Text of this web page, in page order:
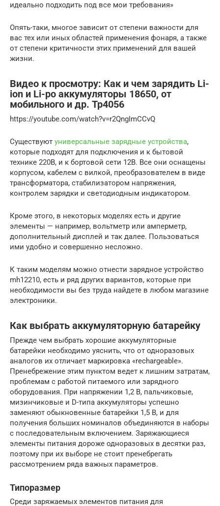
идеально подходить под все мои требования»
Опять-таки, многое зависит от степени важности для
вас тех или иных областей применения фонаря, а также
от степени критичности этих применений для вашей
жизни.
Видео к просмотру: Как и чем зарядить Li-
ion и Li-po аккумуляторы 18650, от
мобильного и др. Tp4056
https://youtube.com/watch?v=r2QngImCCvQ
Существуют универсальные зарядные устройства,
которые подходят для подключения и к бытовой
технике 220В, и к бортовой сети 12В. Все они оснащены
корпусом, кабелем с вилкой, преобразователем в виде
трансформатора, стабилизатором напряжения,
контролем зарядки и светодиодным индикатором.
Кроме этого, в некоторых моделях есть и другие
элементы — например, вольтметр или амперметр,
дополнительный дисплей и так далее. Пользоваться
ими удобно и совершенно несложно.
К таким моделям можно отнести зарядное устройство
mh12210, есть и ряд других вариантов, которые при
необходимости вы без труда найдете в любом магазине
электроники.
Как выбрать аккумуляторную батарейку
Прежде чем выбрать хорошие аккумуляторные
батарейки необходимо уяснить, что от одноразовых
аналогов их отличает маркировка «rechargeable».
Пренебрежение этим пунктом ведет к лишним затратам,
проблемам с работой питаемого или зарядного
оборудования. При напряжении 1,2 В, пальчиковые,
мизинчиковые и D-типа аккумуляторы успешно
заменяют обыкновенные батарейки 1,5 В, и для
получения больших номиналов объединяются в наборы
с последовательным включением. Заряжающиеся
элементы питания дороже одноразовых в десятки раз,
поэтому при их выборе не стоит пренебрегать
рассмотрением ряда важных параметров.
Типоразмер
Среди заряжаемых элементов питания для